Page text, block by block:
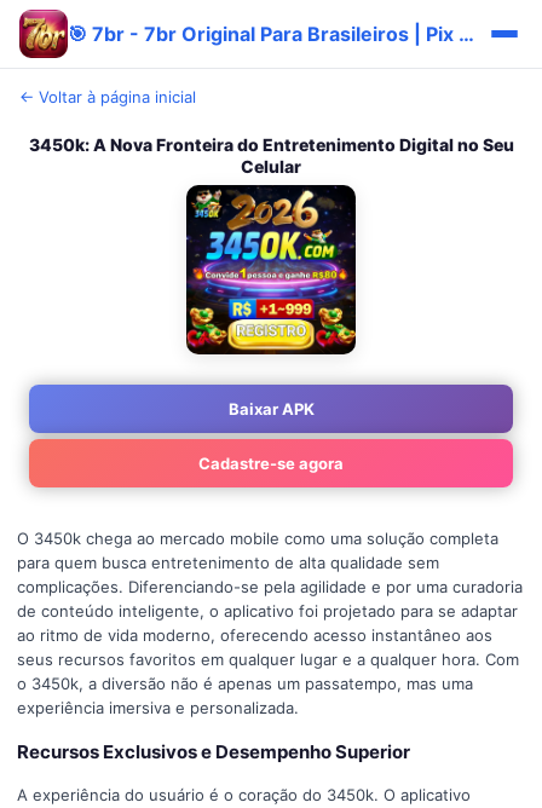
🎯 7br - 7br Original Para Brasileiros | Pix Cashback 🔥
← Voltar à página inicial
3450k: A Nova Fronteira do Entretenimento Digital no Seu
Celular
Baixar APK
Cadastre-se agora
O 3450k chega ao mercado mobile como uma solução completa
para quem busca entretenimento de alta qualidade sem
complicações. Diferenciando-se pela agilidade e por uma curadoria
de conteúdo inteligente, o aplicativo foi projetado para se adaptar
ao ritmo de vida moderno, oferecendo acesso instantâneo aos
seus recursos favoritos em qualquer lugar e a qualquer hora. Com
o 3450k, a diversão não é apenas um passatempo, mas uma
experiência imersiva e personalizada.
Recursos Exclusivos e Desempenho Superior
A experiência do usuário é o coração do 3450k. O aplicativo